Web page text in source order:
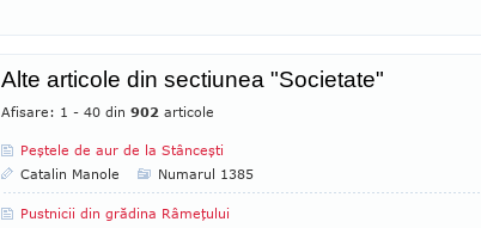
Alte articole din sectiunea "Societate"
Afisare: 1 - 40 din 902 articole
Peştele de aur de la Stânceşti
Catalin Manole
Numarul 1385
Pustnicii din grădina Râmeţului